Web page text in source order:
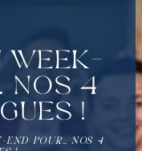
week-
nos 4
!
END POUR… NOS 4